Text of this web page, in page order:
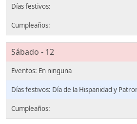
Sábado - 12
Día de la Hispanidad y